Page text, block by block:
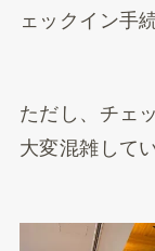
ェックイン手
ただし、チェ
大変混雑して